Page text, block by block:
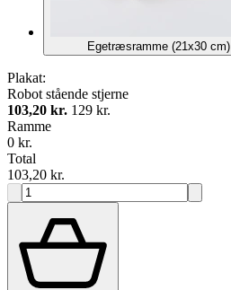
Egetræsramme (21x30 cm)
Plakat:
Robot stående stjerne
103,20 kr. 129 kr.
Ramme
0 kr.
Total
103,20 kr.